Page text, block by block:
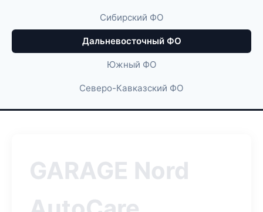
Сибирский ФО
Дальневосточный ФО
Южный ФО
Северо-Кавказский ФО
GARAGE Nord